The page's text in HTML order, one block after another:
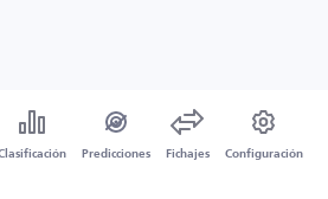
Predicciones Fichajes Configuración